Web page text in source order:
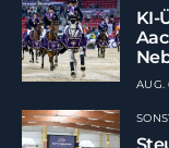
KI-
AUG.